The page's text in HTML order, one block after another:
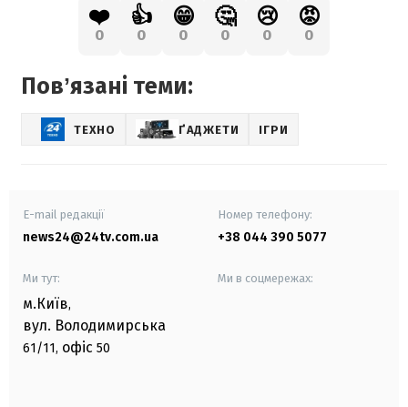
❤️
0
👍
0
😁
0
🤔
0
😢
0
😡
0
Повʼязані теми:
ТЕХНО ҐАДЖЕТИ ІГРИ
E-mail редакції
news24@24tv.com.ua
Номер телефону:
+38 044 390 5077
Ми тут:
м.Київ,
вул. Володимирська
61/11, офіс 50
Ми в соцмережах: